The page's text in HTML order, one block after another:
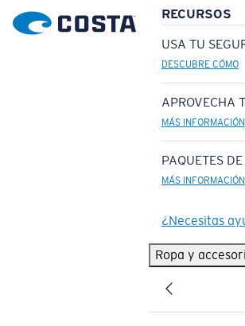
RECURSOS
USA TU
DESCUBRE CÓMO
APROVECHA
MÁS INFORMACIÓN
PAQUETES
MÁS INFORMACIÓN
¿Necesitas
Ropa y